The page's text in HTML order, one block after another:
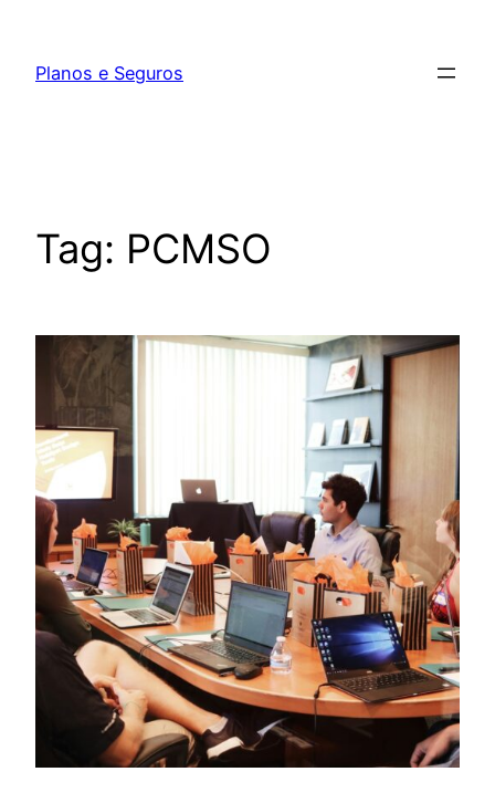
Planos e Seguros
Tag: PCMSO